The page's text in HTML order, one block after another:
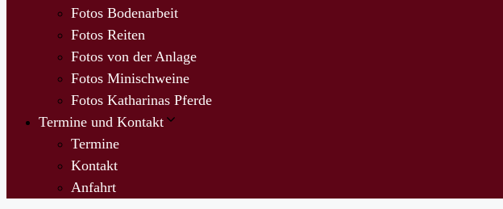
Fotos Bodenarbeit
Fotos Reiten
Fotos von der Anlage
Fotos Minischweine
Fotos Katharinas Pferde
Termine und Kontakt
Termine
Kontakt
Anfahrt